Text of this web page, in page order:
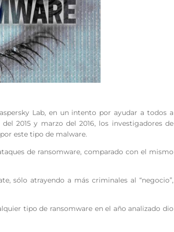
Lab, en un intento por ayudar a todos a
2015 y marzo del 2016, los investigadores de
este tipo de malware.
de ransomware, comparado con el mismo
sólo atrayendo a más criminales al “negocio”,
tipo de ransomware en el año analizado dio